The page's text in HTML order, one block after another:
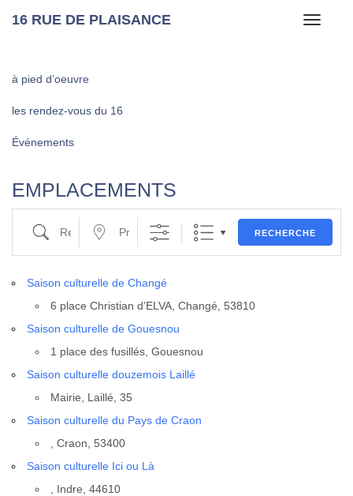
Toggle
16 RUE DE PLAISANCE
à pied d’oeuvre
les rendez-vous du 16
Événements
EMPLACEMENTS
Recherche Proche de …
RECHERCHE
Sai­son cultu­relle de Chan­gé
6 place Chris­tian d’EL­VA, Chan­gé, 53810
Sai­son cultu­relle de Goues­nou
1 place des fusillés, Goues­nou
Sai­son cultu­relle dou­ze­mois Laillé
Mai­rie, Laillé, 35
Sai­son cultu­relle du Pays de Craon
, Craon, 53400
Sai­son cultu­relle Ici ou Là
, Indre, 44610